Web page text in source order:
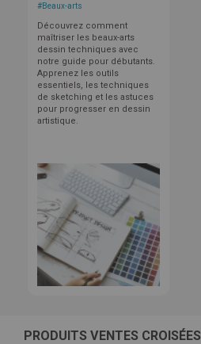
#Beaux-arts
Découvrez comment
maîtriser les beaux-arts
dessin techniques avec
notre guide pour débutants.
Apprenez les outils
essentiels, les techniques
de sketching et les astuces
pour progresser en dessin
artistique.
PRODUITS VENTES CROISÉES